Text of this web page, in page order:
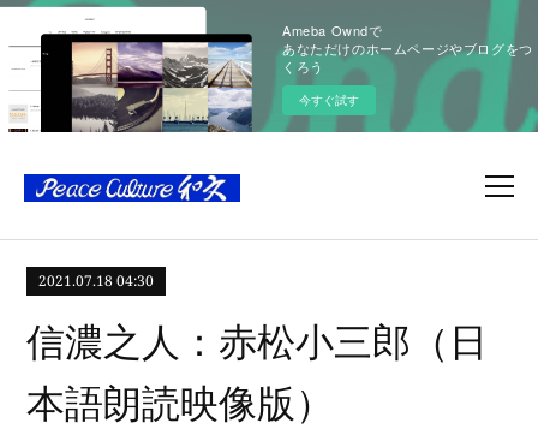
Ameba Owndで
あなただけのホームページやブログをつ
くろう
今すぐ試す
2021.07.18 04:30
信濃之人：赤松小三郎（日
本語朗読映像版）